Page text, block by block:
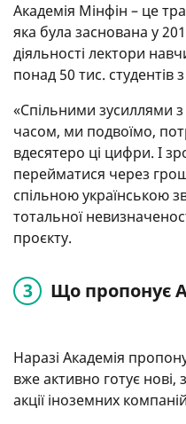
Академія Мінфін – це
яка була заснована у
діяльності лектори
понад 50 тис. студентів
«Спільними зусиллями
часом, ми подвоїмо,
вдесятеро ці цифри. І
перейматися через
спільною українською
тотальної
проєкту.
Що пропонує
Наразі Академія
вже активно готує нові,
акції іноземних